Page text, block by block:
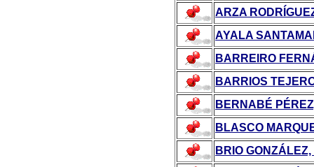
ARZA
AYALA
BARREIRO
BARRIOS
BERNABÉ
BLASCO
BRIO